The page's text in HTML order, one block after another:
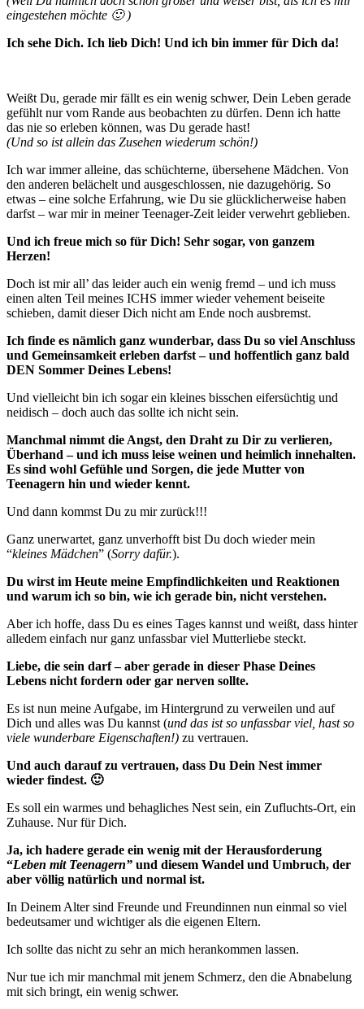
eingestehen möchte 🙂 )
Ich sehe Dich. Ich lieb Dich! Und ich bin immer für Dich da!
Weißt Du, gerade mir fällt es ein wenig schwer, Dein Leben gerade
gefühlt nur vom Rande aus beobachten zu dürfen. Denn ich hatte
das nie so erleben können, was Du gerade hast!
(Und so ist allein das Zusehen wiederum schön!)
Ich war immer alleine, das schüchterne, übersehene Mädchen. Von
den anderen belächelt und ausgeschlossen, nie dazugehörig. So
etwas – eine solche Erfahrung, wie Du sie glücklicherweise haben
darfst – war mir in meiner Teenager-Zeit leider verwehrt geblieben.
Und ich freue mich so für Dich! Sehr sogar, von ganzem
Herzen!
Doch ist mir all’ das leider auch ein wenig fremd – und ich muss
einen alten Teil meines ICHS immer wieder vehement beiseite
schieben, damit dieser Dich nicht am Ende noch ausbremst.
Ich finde es nämlich ganz wunderbar, dass Du so viel Anschluss
und Gemeinsamkeit erleben darfst – und hoffentlich ganz bald
DEN Sommer Deines Lebens!
Und vielleicht bin ich sogar ein kleines bisschen eifersüchtig und
neidisch – doch auch das sollte ich nicht sein.
Manchmal nimmt die Angst, den Draht zu Dir zu verlieren,
Überhand – und ich muss leise weinen und heimlich innehalten.
Es sind wohl Gefühle und Sorgen, die jede Mutter von
Teenagern hin und wieder kennt.
Und dann kommst Du zu mir zurück!!!
Ganz unerwartet, ganz unverhofft bist Du doch wieder mein
“kleines Mädchen” (Sorry dafür.).
Du wirst im Heute meine Empfindlichkeiten und Reaktionen
und warum ich so bin, wie ich gerade bin, nicht verstehen.
Aber ich hoffe, dass Du es eines Tages kannst und weißt, dass hinter
alledem einfach nur ganz unfassbar viel Mutterliebe steckt.
Liebe, die sein darf – aber gerade in dieser Phase Deines
Lebens nicht fordern oder gar nerven sollte.
Es ist nun meine Aufgabe, im Hintergrund zu verweilen und auf
Dich und alles was Du kannst (und das ist so unfassbar viel, hast so
viele wunderbare Eigenschaften!) zu vertrauen.
Und auch darauf zu vertrauen, dass Du Dein Nest immer
wieder findest. 🙂
Es soll ein warmes und behagliches Nest sein, ein Zufluchts-Ort, ein
Zuhause. Nur für Dich.
Ja, ich hadere gerade ein wenig mit der Herausforderung
“Leben mit Teenagern” und diesem Wandel und Umbruch, der
aber völlig natürlich und normal ist.
In Deinem Alter sind Freunde und Freundinnen nun einmal so viel
bedeutsamer und wichtiger als die eigenen Eltern.
Ich sollte das nicht zu sehr an mich herankommen lassen.
Nur tue ich mir manchmal mit jenem Schmerz, den die Abnabelung
mit sich bringt, ein wenig schwer.